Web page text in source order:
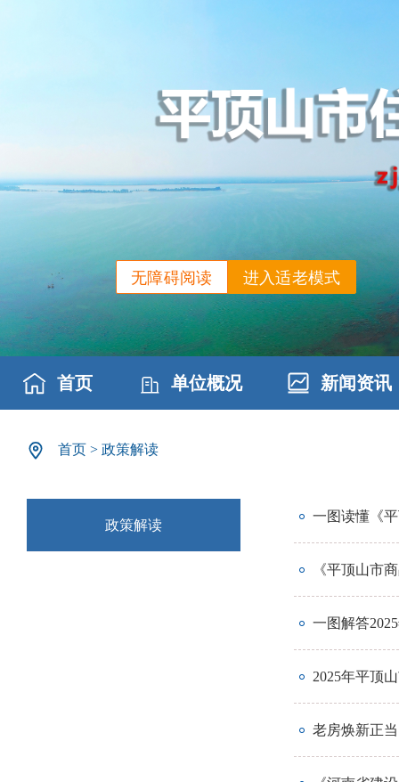
进入适老模式
无障碍阅读
首页 单位概况 新闻资讯
首页 > 政策解读
政策解读
一图读懂《
《平顶山市
一图解答
2025年平顶
老房焕新正